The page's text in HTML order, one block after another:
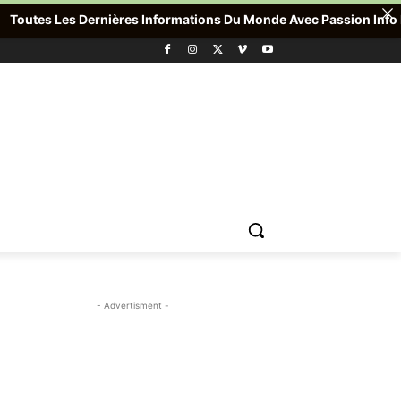
- Advertisment -
Les Dernières Informations Du Monde Avec Passion Info